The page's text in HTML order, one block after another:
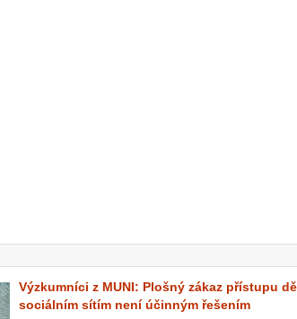
Výzkumníci z MUNI: Plošný zákaz přístupu
sociálním sítím není účinným řešením